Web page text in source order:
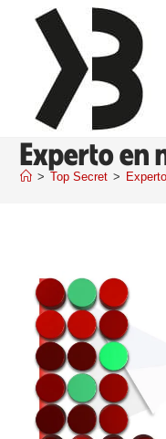
Experto en
> Top Secret >